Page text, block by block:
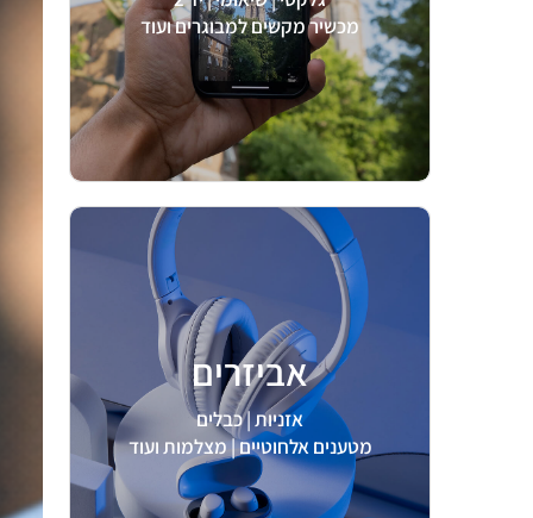
מכשיר מקשים למבוגרים ועוד
אביזרים
אזניות | כבלים
מטענים אלחוטיים | מצלמות ועוד
לצפיה >